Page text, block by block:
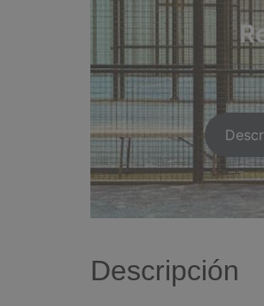
Descripción